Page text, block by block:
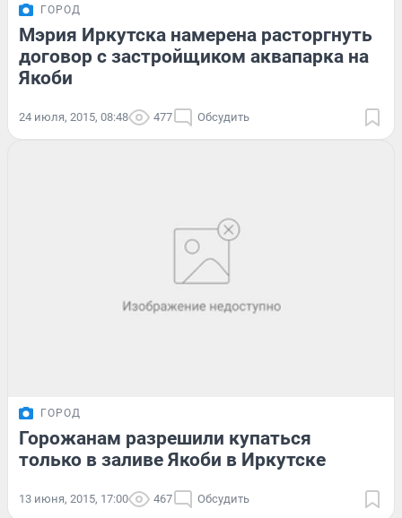
ГОРОД
Мэрия Иркутска намерена расторгнуть
договор с застройщиком аквапарка на
Якоби
24 июля, 2015, 08:48 477 Обсудить
ГОРОД
Горожанам разрешили купаться
только в заливе Якоби в Иркутске
13 июня, 2015, 17:00 467 Обсудить